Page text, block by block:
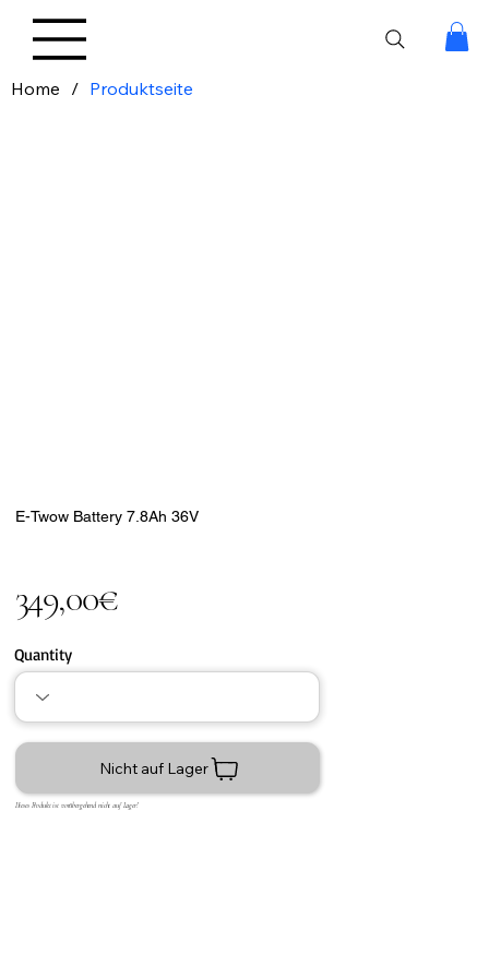
Home / Produktseite
E-Twow Battery 7.8Ah 36V
349,00€
Quantity
Nicht auf Lager
Dieses Produkt ist vorübergehend nicht auf Lager!